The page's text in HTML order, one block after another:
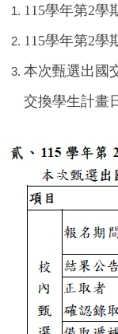
115學年第2學
115學年第2學
本次甄選出國
交換學生計畫